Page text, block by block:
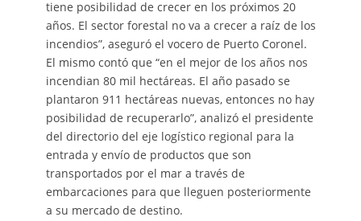
tiene posibilidad de crecer en los próximos 20
años. El sector forestal no va a crecer a raíz de los
incendios”, aseguró el vocero de Puerto Coronel.
El mismo contó que “en el mejor de los años nos
incendian 80 mil hectáreas. El año pasado se
plantaron 911 hectáreas nuevas, entonces no hay
posibilidad de recuperarlo”, analizó el presidente
del directorio del eje logístico regional para la
entrada y envío de productos que son
transportados por el mar a través de
embarcaciones para que lleguen posteriormente
a su mercado de destino.